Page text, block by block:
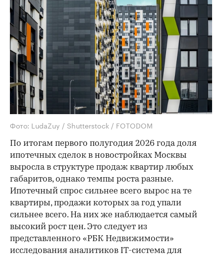
Фото: LudaZuy / Shutterstock / FOTODOM
По итогам первого полугодия 2026 года доля
ипотечных сделок в новостройках Москвы
выросла в структуре продаж квартир любых
габаритов, однако темпы роста разные.
Ипотечный спрос сильнее всего вырос на те
квартиры, продажи которых за год упали
сильнее всего. На них же наблюдается самый
высокий рост цен. Это следует из
представленного «РБК Недвижимости»
исследования аналитиков IT-система для